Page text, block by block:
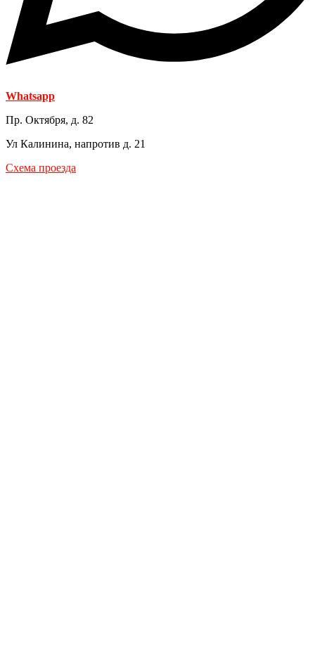
Whatsapp
Пр. Октября, д. 82
Ул Калинина, напротив д. 21
Схема проезда